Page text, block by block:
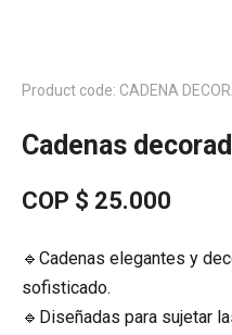
Product code: CADENA
Cadenas
COP $ 25.000
🔹Cadenas elegantes y
sofisticado.
🔹Diseñadas para sujetar